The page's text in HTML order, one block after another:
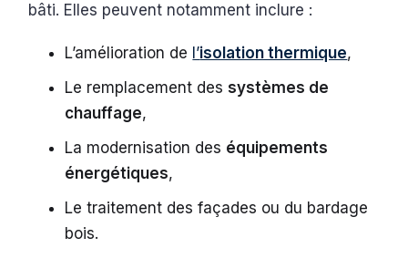
bâti. Elles peuvent notamment inclure :
L’amélioration de l’isolation thermique,
Le remplacement dessystèmes de
chauffage,
La modernisation des équipements
énergétiques,
Le traitement des façades ou du bardage
bois.